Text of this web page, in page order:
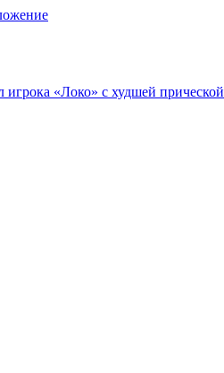
«Локо» с худшей прической